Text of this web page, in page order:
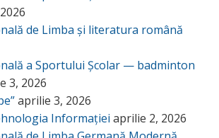
de Limba și literatura română
a Sportului Școlar — badminton
3, 2026
aprilie 3, 2026
Informației aprilie 2, 2026